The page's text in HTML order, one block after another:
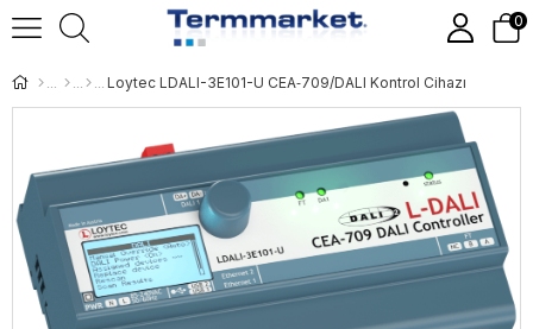
0
Loytec LDALI-3E101-U CEA‑709/DALI Kontrol Cihazı